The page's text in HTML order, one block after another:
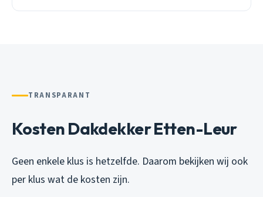
TRANSPARANT
Kosten Dakdekker Etten-Leur
Geen enkele klus is hetzelfde. Daarom bekijken wij ook
per klus wat de kosten zijn.